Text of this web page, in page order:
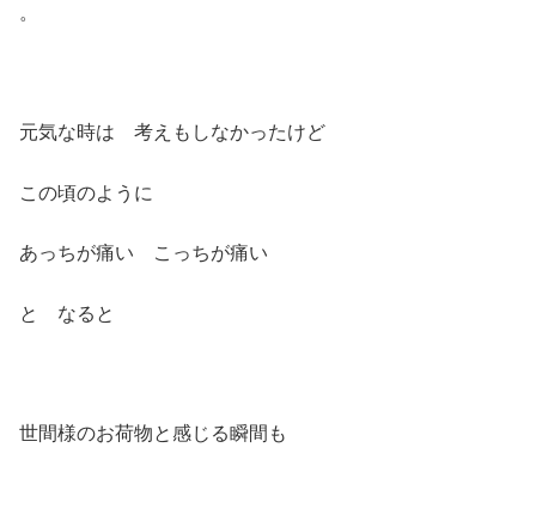
。
元気な時は 考えもしなかったけど
この頃のように
あっちが痛い こっちが痛い
と なると
世間様のお荷物と感じる瞬間も